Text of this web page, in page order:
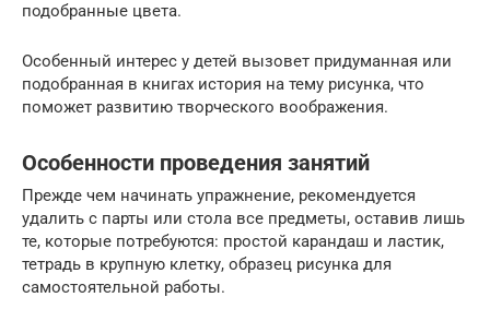
подобранные цвета.
Особенный интерес у детей вызовет придуманная или
подобранная в книгах история на тему рисунка, что
поможет развитию творческого воображения.
Особенности проведения занятий
Прежде чем начинать упражнение, рекомендуется
удалить с парты или стола все предметы, оставив лишь
те, которые потребуются: простой карандаш и ластик,
тетрадь в крупную клетку, образец рисунка для
самостоятельной работы.